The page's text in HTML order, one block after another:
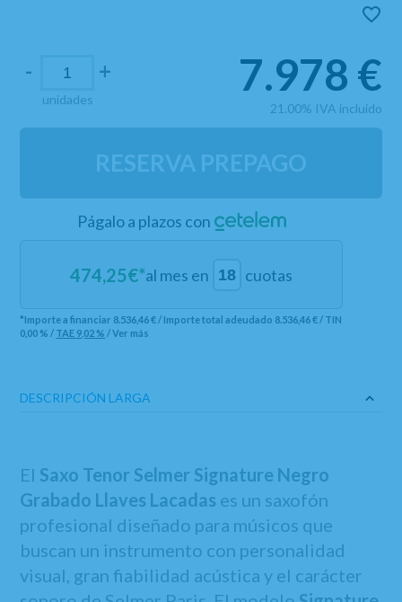
-
unidades
+ 7.978 €
21.00% IVA incluido
RESERVA PREPAGO
Págalo a plazos con
474,25€*al mes en cuotas
*Importe a financiar 8.536,46 €/ Importe total adeudado 8.536,46 €/ TIN
0,00 % / TAE 9,02 % /Ver más
DESCRIPCIÓN LARGA
El Saxo Tenor Selmer Signature Negro
Grabado Llaves Lacadas es un saxofón
profesional diseñado para músicos que
buscan un instrumento con personalidad
visual, gran fiabilidad acústica y el carácter